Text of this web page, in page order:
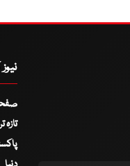
تازہ